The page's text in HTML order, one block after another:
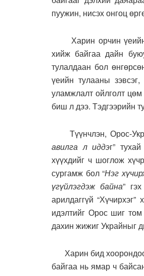
пуужин, нисэх онгоц
Харин орчин үеийн
хийж байгаа дайн
тулалдаан бол
үеийн тулааны
уламжлалт ойлголт цөм
биш л дээ. Тэдгээрийн
Түүнчлэн, Орос-
авилга л иддэг”
хүүхдийг ч шоглож
сургамж бол “Нэг
үгүйлэгдэж байна”
арилдаггүй
идэлтийг Орос шиг
дахин жижиг Украйныг
Харин бид хоорондоо
байгаа нь ямар ч